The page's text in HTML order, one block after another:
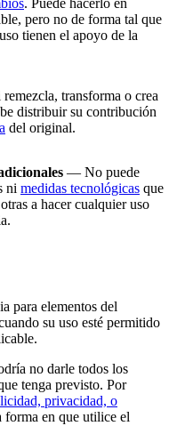
. Puede hacerlo en
pero no de forma tal que
tienen el apoyo de la
transforma o crea
distribuir su contribución
del original.
— No puede
ni medidas tecnológicas que
a hacer cualquier uso
para elementos del
su uso esté permitido
no darle todos los
tenga previsto. Por
privacidad, o
forma en que utilice el